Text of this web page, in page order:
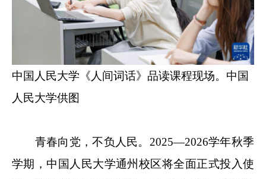
中国人民大学《人间词话》品读课程现场。中国
人民大学供图
青春向党，不负人民。2025—2026学年秋季
学期，中国人民大学通州校区将全面正式投入使